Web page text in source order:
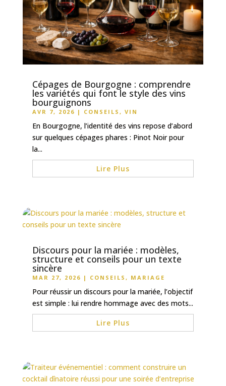
Cépages de Bourgogne : comprendre
les variétés qui font le style des vins
bourguignons
AVR 7, 2026 | CONSEILS , VIN
En Bourgogne, l’identité des vins repose d’abord
sur quelques cépages phares : Pinot Noir pour
la...
Lire Plus
Discours pour la mariée : modèles,
structure et conseils pour un texte
sincère
MAR 27, 2026 | CONSEILS , MARIAGE
Pour réussir un discours pour la mariée, l’objectif
est simple : lui rendre hommage avec des mots...
Lire Plus